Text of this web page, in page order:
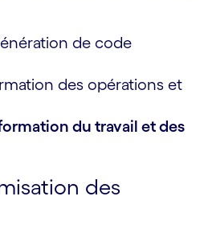
de code
des opérations et
du travail et des
des